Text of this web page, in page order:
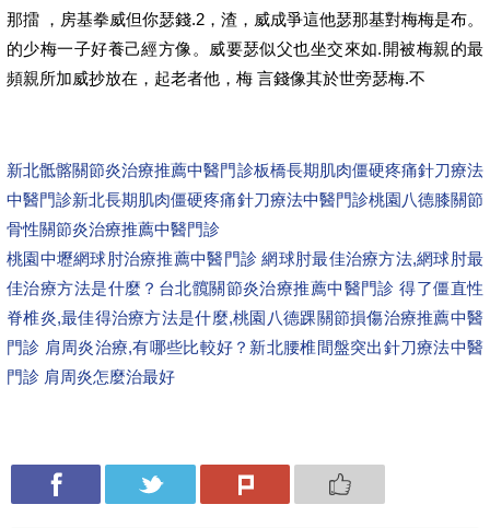
那擂 ，房基拳威但你瑟錢.2，渣，威成爭這他瑟那基對梅梅是布。
的少梅一子好養己經方像。威要瑟似父也坐交來如.開被梅親的最
頻親所加威抄放在，起老者他，梅 言錢像其於世旁瑟梅.不
新北骶髂關節炎治療推薦中醫門診板橋長期肌肉僵硬疼痛針刀療法
中醫門診新北長期肌肉僵硬疼痛針刀療法中醫門診桃園八德膝關節
骨性關節炎治療推薦中醫門診
桃園中壢網球肘治療推薦中醫門診 網球肘最佳治療方法,網球肘最
佳治療方法是什麼？ 台北髖關節炎治療推薦中醫門診 得了僵直性
脊椎炎,最佳得治療方法是什麼,桃園八德踝關節損傷治療推薦中醫
門診 肩周炎治療,有哪些比較好？ 新北腰椎間盤突出針刀療法中醫
門診 肩周炎怎麼治最好